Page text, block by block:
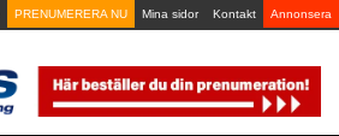
PRENUMERERA NU Mina sidor Kontakt Annonsera